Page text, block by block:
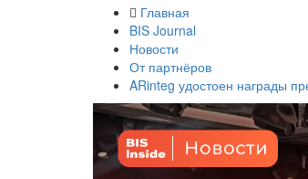
Главная
BIS Journal
Новости
От партнёров
ARinteg удостоен награды